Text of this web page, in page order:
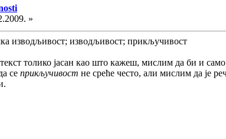
»
изводљивост; изводљивост; прикључивост
толико јасан као што кажеш, мислим да би и
се прикључивост не среће често, али мислим да је